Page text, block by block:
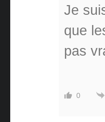
Je
que
pas
0